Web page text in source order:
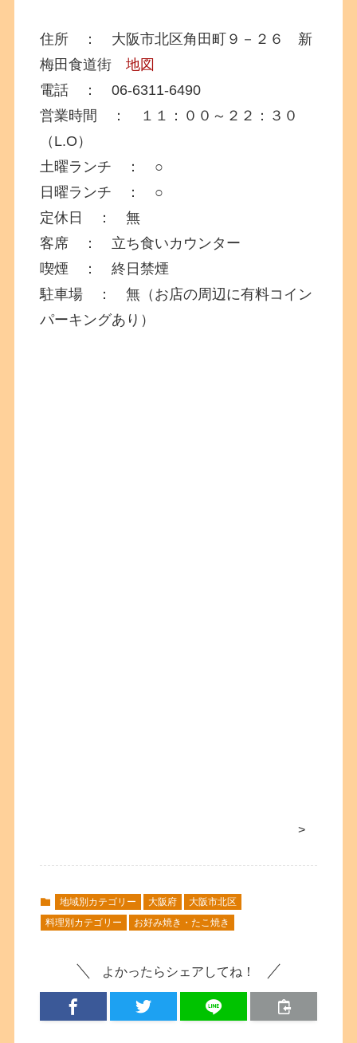
住所 ： 大阪市北区角田町９－２６ 新
梅田食道街地図
電話 ： 06-6311-6490
営業時間 ： １１：００～２２：３０
（L.O）
土曜ランチ ： ○
日曜ランチ ： ○
定休日 ： 無
客席 ： 立ち食いカウンター
喫煙 ： 終日禁煙
駐車場 ： 無（お店の周辺に有料コイン
パーキングあり）
>
地域別カテゴリー 大阪府
大阪市北区
料理別カテゴリー
お好み焼き・たこ焼き
よかったらシェアしてね！